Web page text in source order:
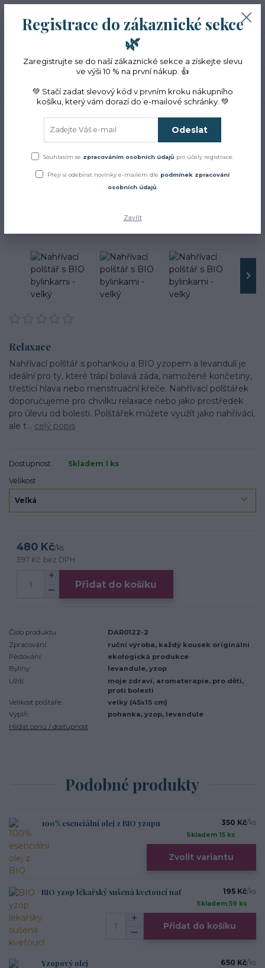
CZK
(Po-Pá, 10-16 hod.)
0ks
0 Kč
Nahřívací polštář s BIO
bylinkami - velký
Relaxace
Nahřívací polštář s pohankou a BIO yzopem a levandulí je
ideální pro ty, které trápí bolavá záda, namožené končetiny,
třeštící hlava nebo menstruační křeče. Nahřívací polštářek
doporučujeme pro chvilku relaxace nebo jako prostředek
pro úlevu od bolesti. Polštářek můžete využít jako nahřívácí,
ale t... celý popis
Dostupnost
Skladem 1 ks
Velikost
480 Kč/ks
397 Kč bez DPH
Přidat do košíku
Číslo produktu:
DAR0122-2
Zpracování:
ruční výroba, každý kousek originální
Pěstování:
ekologická produkce
Byliny:
levandule, yzop
Užití:
moje zdraví, aromaterapie, pro děti,
proti bolesti
Velikost polštáře:
velký (45x15 cm)
Výplň:
pohanka, yzop, levandule
Hlídat cenu / dostupnost
Podobné produkty
100% esenciální olej z BIO yzopu 350 Kč/ks
Skladem 15 ks
Zvolit variantu
BIO yzop lékařský sušená kvetoucí nať 195 Kč/ks
Skladem 59 ks
Přidat do košíku
Yzopový olej 650 Kč/ks
Registrace do zákaznické sekce
🌿
Zaregistrujte se do naší zákaznické sekce a získejte slevu
ve výši 10 % na první nákup. 👍
💚 Stačí zadat slevový kód v prvním kroku nákupního
košíku, který vám dorazí do e-mailové schránky. 💚
Odeslat
Souhlasím se zpracováním osobních údajů pro účely registrace.
Přeji si odebírat novinky e-mailem dle podmínek zpracování
osobních údajů
Zavřít